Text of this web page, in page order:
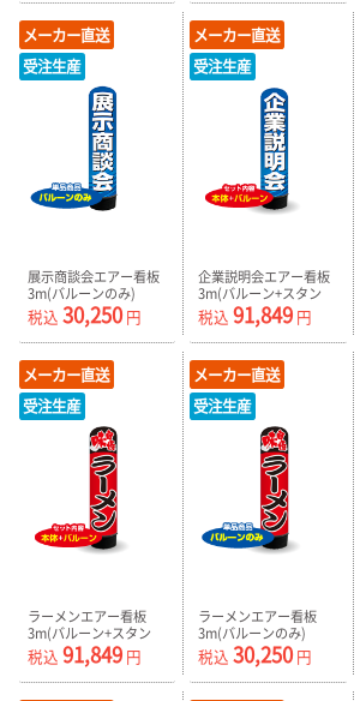
メーカー直送
受注生産
展示商談会エアー看板
3m(バルーンのみ)
AR090138IN_C
税込 30,250 円
メーカー直送
受注生産
企業説明会エアー看板
3m(バルーン+スタン
ド) AR090139IN
税込 91,849 円
メーカー直送
受注生産
ラーメンエアー看板
3m(バルーン+スタン
ド) AR090140IN
税込 91,849 円
メーカー直送
受注生産
ラーメンエアー看板
3m(バルーンのみ)
AR090140IN_C
税込 30,250円